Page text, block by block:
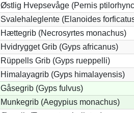
Østlig Hvepsevåge (Pernis
Svalehaleglente (Elanoides
Hættegrib (Necrosyrtes monachus)
Hvidrygget Grib (Gyps africanus)
Rüppells Grib (Gyps rueppelli)
Himalayagrib (Gyps himalayensis)
Gåsegrib (Gyps fulvus)
Munkegrib (Aegypius monachus)